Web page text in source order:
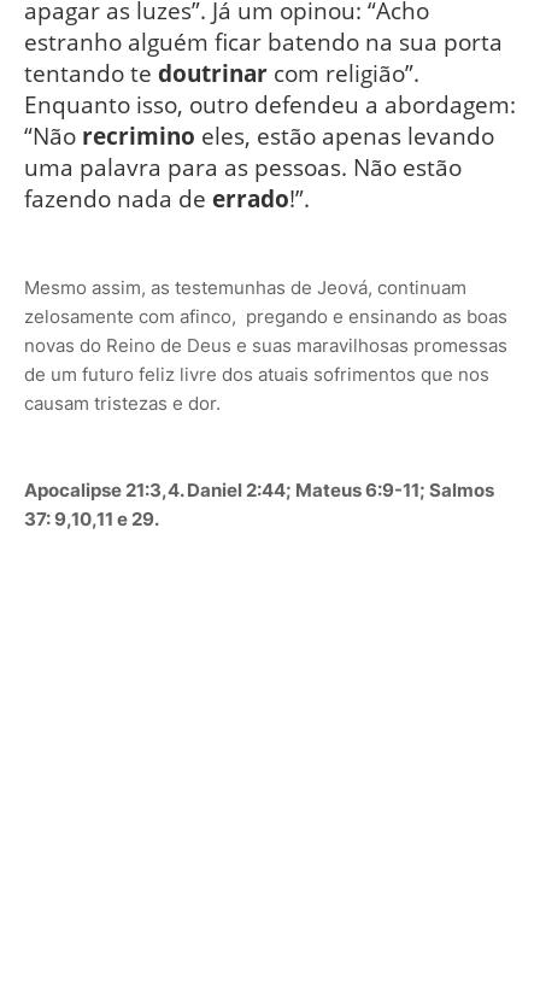
apagar as luzes”. Já um opinou: “Acho
estranho alguém ficar batendo na sua porta
tentando te doutrinar com religião”.
Enquanto isso, outro defendeu a abordagem:
“Não recrimino eles, estão apenas levando
uma palavra para as pessoas. Não estão
fazendo nada de errado!”.
Mesmo assim, as testemunhas de Jeová, continuam
zelosamente com afinco, pregando e ensinando as boas
novas do Reino de Deus e suas maravilhosas promessas
de um futuro feliz livre dos atuais sofrimentos que nos
causam tristezas e dor.
Apocalipse 21:3,4. Daniel 2:44; Mateus 6:9-11; Salmos
37: 9,10,11 e 29.